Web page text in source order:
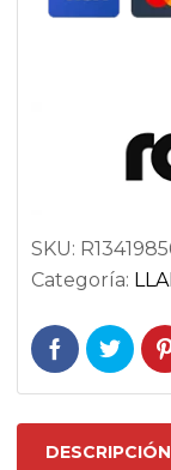
NEGRO
SKU:
Categoría:
DESCRIPCIÓN